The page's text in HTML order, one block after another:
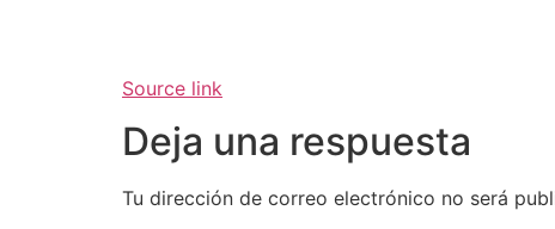
Source link
Deja una respuesta
Tu dirección de correo electrónico no será